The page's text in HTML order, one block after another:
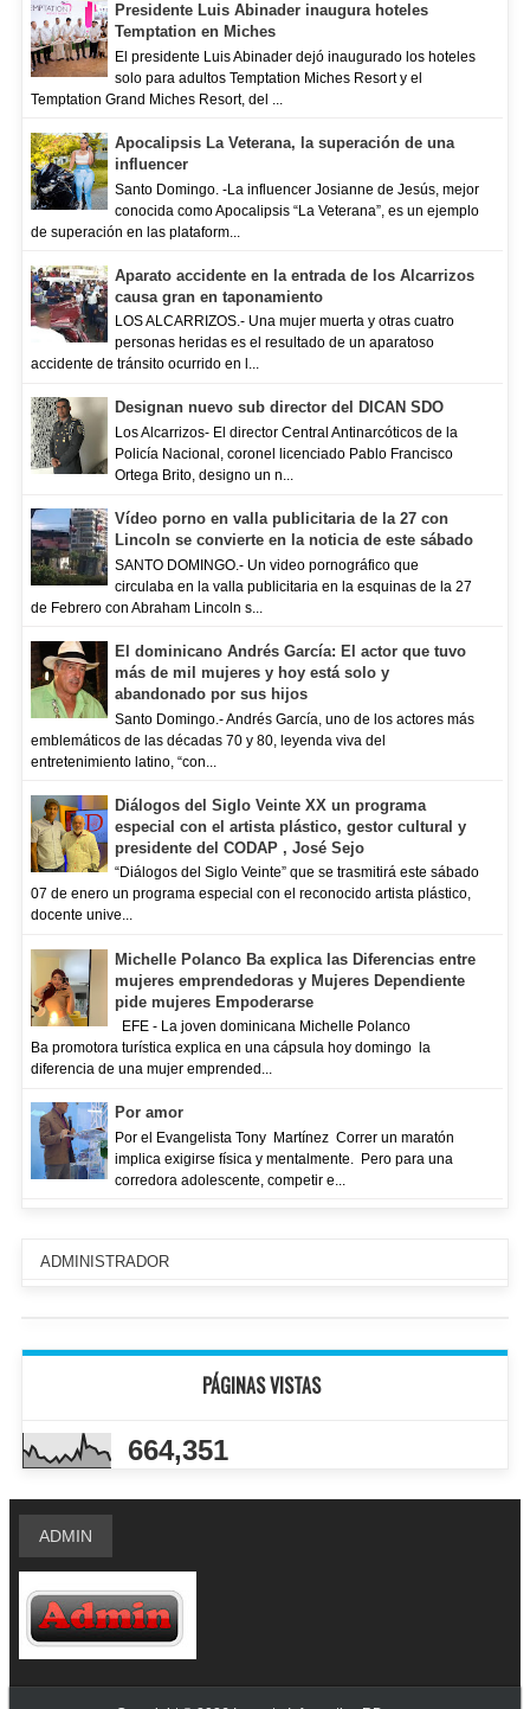
Presidente Luis Abinader inaugura hoteles
Temptation en Miches
El presidente Luis Abinader dejó inaugurado los hoteles
solo para adultos Temptation Miches Resort y el
Temptation Grand Miches Resort, del ...
Apocalipsis La Veterana, la superación de una
influencer
Santo Domingo. -La influencer Josianne de Jesús, mejor
conocida como Apocalipsis “La Veterana”, es un ejemplo
de superación en las plataform...
Aparato accidente en la entrada de los Alcarrizos
causa gran en taponamiento
LOS ALCARRIZOS.- Una mujer muerta y otras cuatro
personas heridas es el resultado de un aparatoso
accidente de tránsito ocurrido en l...
Designan nuevo sub director del DICAN SDO
Los Alcarrizos- El director Central Antinarcóticos de la
Policía Nacional, coronel licenciado Pablo Francisco
Ortega Brito, designo un n...
Vídeo porno en valla publicitaria de la 27 con
Lincoln se convierte en la noticia de este sábado
SANTO DOMINGO.- Un video pornográfico que
circulaba en la valla publicitaria en la esquinas de la 27
de Febrero con Abraham Lincoln s...
El dominicano Andrés García: El actor que tuvo
más de mil mujeres y hoy está solo y
abandonado por sus hijos
Santo Domingo.- Andrés García, uno de los actores más
emblemáticos de las décadas 70 y 80, leyenda viva del
entretenimiento latino, “con...
Diálogos del Siglo Veinte XX un programa
especial con el artista plástico, gestor cultural y
presidente del CODAP , José Sejo
“Diálogos del Siglo Veinte” que se trasmitirá este sábado
07 de enero un programa especial con el reconocido artista plástico,
docente unive...
Michelle Polanco Ba explica las Diferencias entre
mujeres emprendedoras y Mujeres Dependiente
pide mujeres Empoderarse
EFE - La joven dominicana Michelle Polanco
Ba promotora turística explica en una cápsula hoy domingo la
diferencia de una mujer emprended...
Por amor
Por el Evangelista Tony Martínez Correr un maratón
implica exigirse física y mentalmente. Pero para una
corredora adolescente, competir e...
ADMINISTRADOR
PÁGINAS VISTAS
664,351
ADMIN